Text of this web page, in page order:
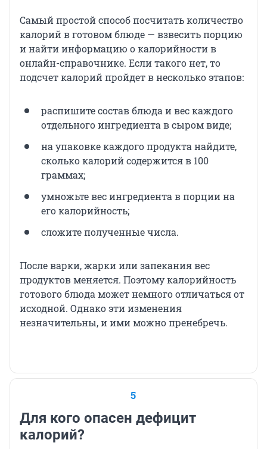
Самый простой способ посчитать количество
калорий в готовом блюде — взвесить порцию
и найти информацию о калорийности в
онлайн-справочнике. Если такого нет, то
подсчет калорий пройдет в несколько этапов:
распишите состав блюда и вес каждого
отдельного ингредиента в сыром виде;
на упаковке каждого продукта найдите,
сколько калорий содержится в 100
граммах;
умножьте вес ингредиента в порции на
его калорийность;
сложите полученные числа.
После варки, жарки или запекания вес
продуктов меняется. Поэтому калорийность
готового блюда может немного отличаться от
исходной. Однако эти изменения
незначительны, и ими можно пренебречь.
5
Для кого опасен дефицит
калорий?